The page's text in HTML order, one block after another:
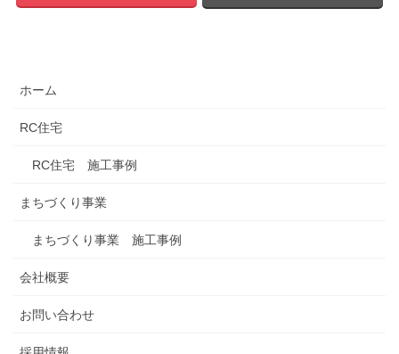
ホーム
RC住宅
RC住宅 施工事例
まちづくり事業
まちづくり事業 施工事例
会社概要
お問い合わせ